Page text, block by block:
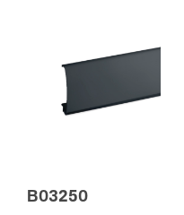
B03250